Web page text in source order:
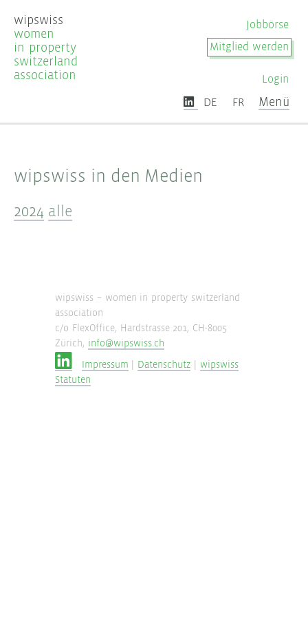
wipswiss
women
in property
switzerland
association
Jobbörse
Mitglied werden
Login
DE FR Menü
wipswiss in den Medien
2024 alle
wipswiss – women in property switzerland
association
c/o FlexOffice, Hardstrasse 201, CH-8005
Zürich, info@wipswiss.ch
Impressum Datenschutz
wipswiss
Statuten